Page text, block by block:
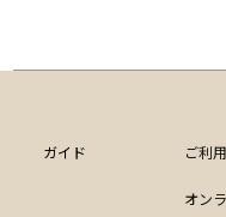
ガイド ご利
オン